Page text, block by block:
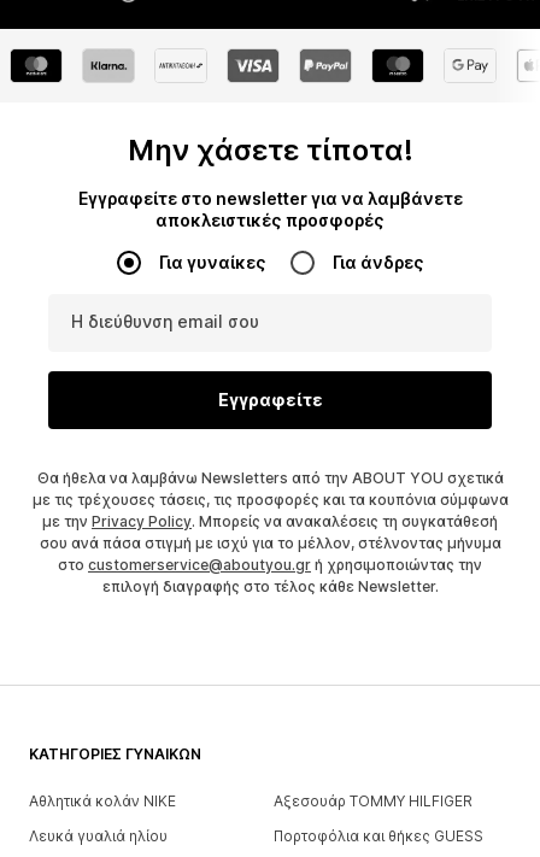
Μην χάσετε τίποτα!
Εγγραφείτε στο newsletter για να λαμβάνετε
αποκλειστικές προσφορές
Για γυναίκες Για άνδρες
Η διεύθυνση email σου
Εγγραφείτε
Θα ήθελα να λαμβάνω Newsletters από την ABOUT YOU σχετικά
με τις τρέχουσες τάσεις, τις προσφορές και τα κουπόνια σύμφωνα
με την Privacy Policy. Μπορείς να ανακαλέσεις τη συγκατάθεσή
σου ανά πάσα στιγμή με ισχύ για το μέλλον, στέλνοντας μήνυμα
στο customerservice@aboutyou.gr ή χρησιμοποιώντας την
επιλογή διαγραφής στο τέλος κάθε Newsletter.
ΚΑΤΗΓΟΡΊΕΣ ΓΥΝΑΙΚΏΝ
Αθλητικά κολάν NIKE
Αξεσουάρ TOMMY HILFIGER
Λευκά γυαλιά ηλίου
Πορτοφόλια και θήκες GUESS